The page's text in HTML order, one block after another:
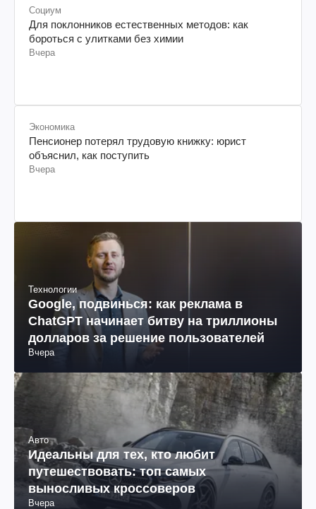
Социум
Для поклонников естественных методов: как
бороться с улитками без химии
Вчера
Экономика
Пенсионер потерял трудовую книжку: юрист
объяснил, как поступить
Вчера
Технологии
Google, подвинься: как реклама в
ChatGPT начинает битву на триллионы
долларов за решение пользователей
Вчера
Авто
Идеальны для тех, кто любит
путешествовать: топ самых
выносливых кроссоверов
Вчера